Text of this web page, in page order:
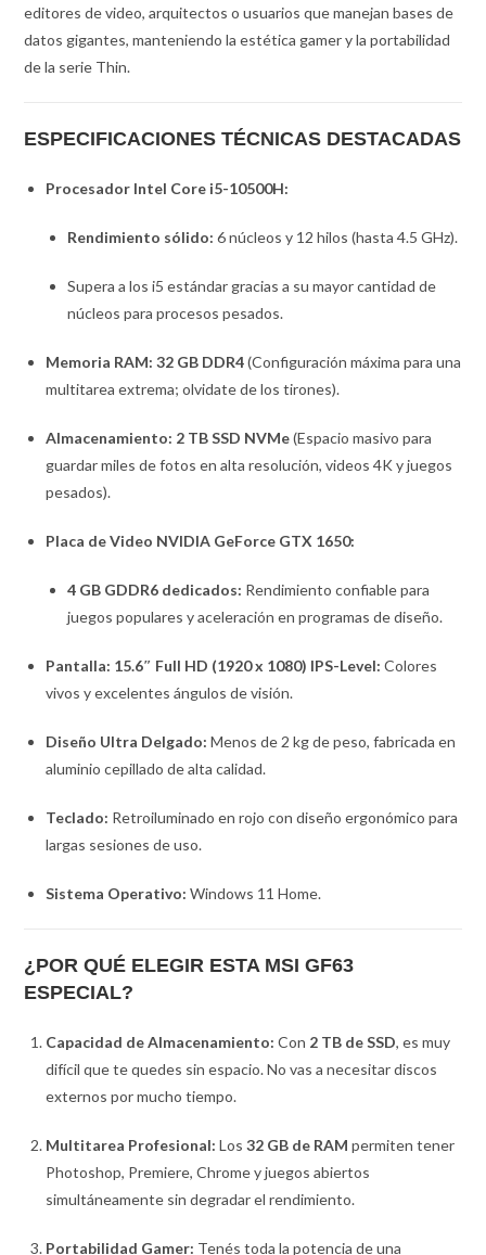
editores de video, arquitectos o usuarios que manejan bases de
datos gigantes, manteniendo la estética gamer y la portabilidad
de la serie Thin.
ESPECIFICACIONES TÉCNICAS DESTACADAS
Procesador Intel Core i5-10500H:
Rendimiento sólido: 6 núcleos y 12 hilos (hasta 4.5 GHz).
Supera a los i5 estándar gracias a su mayor cantidad de
núcleos para procesos pesados.
Memoria RAM: 32 GB DDR4(Configuración máxima para una
multitarea extrema; olvidate de los tirones).
Almacenamiento: 2 TB SSD NVMe(Espacio masivo para
guardar miles de fotos en alta resolución, videos 4K y juegos
pesados).
Placa de Video NVIDIA GeForce GTX 1650:
4 GB GDDR6 dedicados: Rendimiento confiable para
juegos populares y aceleración en programas de diseño.
Pantalla: 15.6″ Full HD (1920 x 1080) IPS-Level: Colores
vivos y excelentes ángulos de visión.
Diseño Ultra Delgado: Menos de 2 kg de peso, fabricada en
aluminio cepillado de alta calidad.
Teclado: Retroiluminado en rojo con diseño ergonómico para
largas sesiones de uso.
Sistema Operativo: Windows 11 Home.
¿POR QUÉ ELEGIR ESTA MSI GF63
ESPECIAL?
Capacidad de Almacenamiento: Con 2 TB de SSD, es muy
difícil que te quedes sin espacio. No vas a necesitar discos
externos por mucho tiempo.
Multitarea Profesional: Los32 GB de RAM permiten tener
Photoshop, Premiere, Chrome y juegos abiertos
simultáneamente sin degradar el rendimiento.
Portabilidad Gamer: Tenés toda la potencia de una